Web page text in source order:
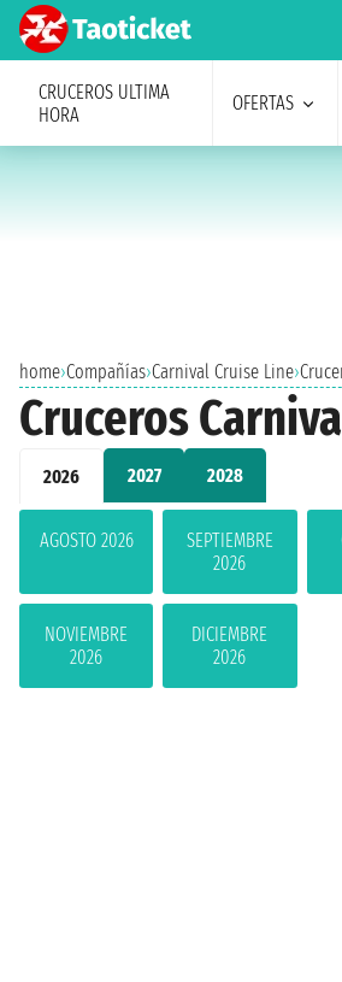
CRUCEROS ULTIMA
HORA
OFERTAS
home›Compañías›Carnival Cruise Line›
Cruceros
2026 2027 2028
AGOSTO 2026
SEPTIEMBRE
2026
NOVIEMBRE
2026
DICIEMBRE
2026